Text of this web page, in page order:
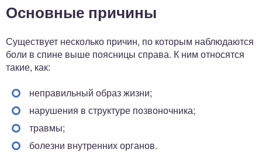
Основные причины
Существует несколько причин, по которым наблюдаются
боли в спине выше поясницы справа. К ним относятся
такие, как:
неправильный образ жизни;
нарушения в структуре позвоночника;
травмы;
болезни внутренних органов.